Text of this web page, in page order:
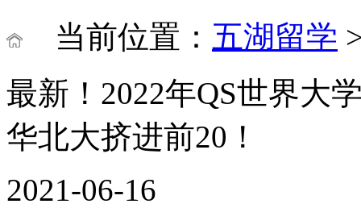
当前位置： 五湖留学
最新！2022年QS世界大
华北大挤进前20！
2021-06-16